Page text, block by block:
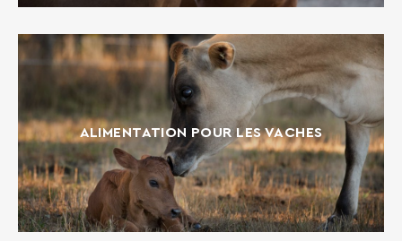
ALIMENTATION POUR LES VACHES